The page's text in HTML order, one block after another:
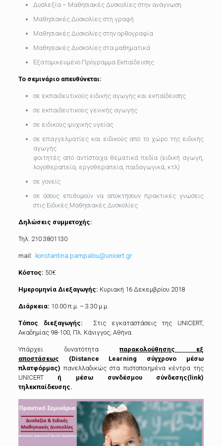
Δυσλεξία – Μαθησιακές Δυσκολίες στην ανάγνωση
Μαθησιακές Δυσκολίες στη γραφή
Μαθησιακές Δυσκολίες στην ορθογραφία
Μαθησιακές Δυσκολίες στα μαθηματικά
Εξατομικευμένο Πρόγραμμα Εκπαίδευσης
Το σεμινάριο απευθύνεται:
σε εκπαιδευτικούς ειδικής αγωγής και εκπαίδευσης
σε εκπαιδευτικούς γενικής αγωγής
σε ειδικούς ψυχικής υγείας
σε επαγγελματίες και ειδικούς από το χώρο της ειδικής
αγωγής
φοιτητές από αντίστοιχα θεματικά πεδία (ειδική αγωγή,
λογοθεραπεία, εργοθεραπεία, παιδαγωγικά, κτλ)
σε γονείς
σε όσους επιθυμούν να αποκτήσουν πρακτικές γνώσεις
στις Ειδικές Μαθησιακές Δυσκολίες
Δηλώσεις συμμετοχής:
Τηλ: 210 3801130
mail: konstantina.pampalou@unicert.gr
Κόστος: 50€
Ημερομηνία Διεξαγωγής: Κυριακή 16 Δεκεμβρίου 2018
Διάρκεια: 10.00 π.μ. – 3.30 μ.μ.
Τόπος διεξαγωγής: Στις εγκαταστάσεις της UNICERT,
Ακαδημίας 98-100, Πλ. Κάνιγγος, Αθήνα.
Υπάρχει δυνατότηταπαρακολούθησης εξ
αποστάσεως (Distance Learning σύγχρονο μέσω
πλατφόρμας)πανελλαδικώς στα πιστοποιημένα κέντρα της
UNICERTή μέσω συνδέσμου σύνδεσης( link)
τηλεκπαίδευσης.